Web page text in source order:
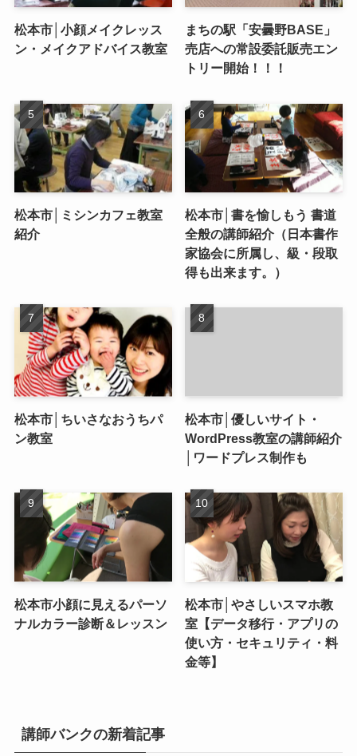
松本市│小顔メイクレッス
ン・メイクアドバイス教室
まちの駅「安曇野BASE」
売店への常設委託販売エン
トリー開始！！！
松本市│ミシンカフェ教室
紹介
松本市│書を愉しもう 書道
全般の講師紹介（日本書作
家協会に所属し、級・段取
得も出来ます。）
松本市│ちいさなおうちパ
ン教室
松本市│優しいサイト・
WordPress教室の講師紹介
│ワードプレス制作も
松本市小顔に見えるパーソ
ナルカラー診断＆レッスン
松本市│やさしいスマホ教
室【データ移行・アプリの
使い方・セキュリティ・料
金等】
講師バンクの新着記事